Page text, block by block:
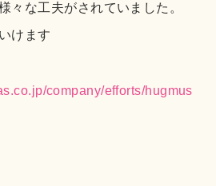
々な工夫がされていました。
けます
company/efforts/hugmus